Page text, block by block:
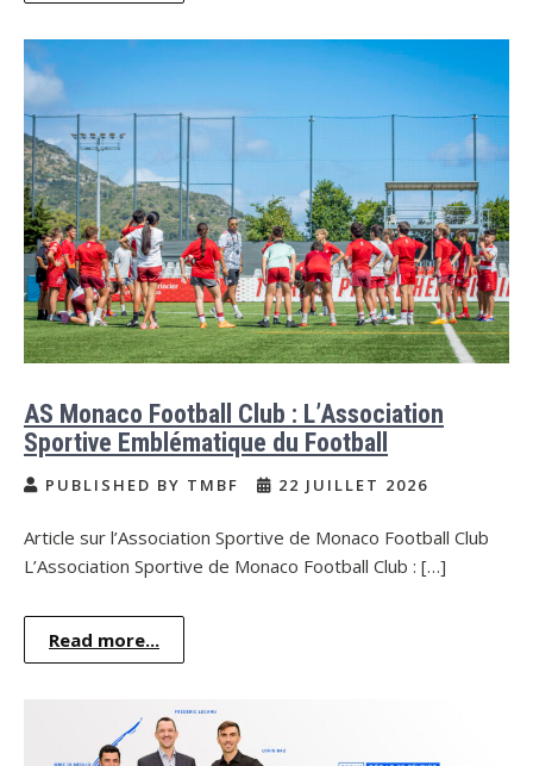
AS Monaco Football Club : L’Association
Sportive Emblématique du Football
PUBLISHED BY TMBF 22 JUILLET 2026
Article sur l’Association Sportive de Monaco Football Club
L’Association Sportive de Monaco Football Club : […]
Read more...